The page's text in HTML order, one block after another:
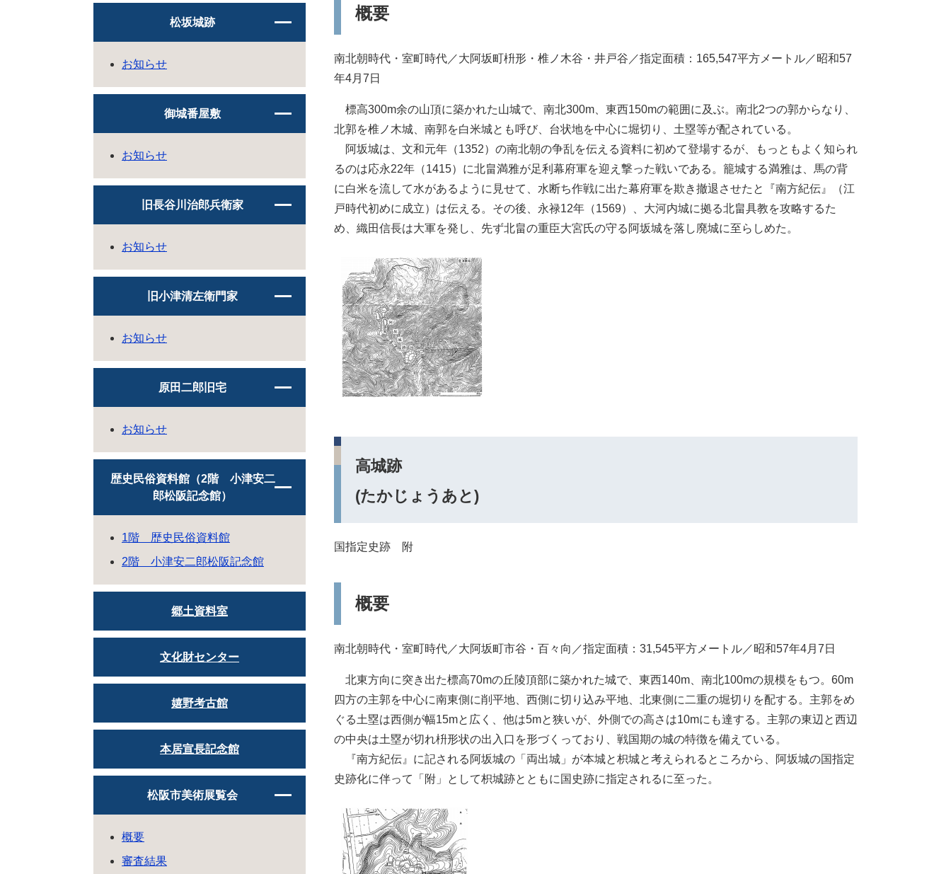
概要
南北朝時代・室町時代／大阿坂町枡形・椎ノ木谷・井戸谷／指定面積：165,547平方メートル／昭和57
年4月7日
標高300m余の山頂に築かれた山城で、南北300m、東西150mの範囲に及ぶ。南北2つの郭からなり、
北郭を椎ノ木城、南郭を白米城とも呼び、台状地を中心に堀切り、土塁等が配されている。
阿坂城は、文和元年（1352）の南北朝の争乱を伝える資料に初めて登場するが、もっともよく知られ
るのは応永22年（1415）に北畠満雅が足利幕府軍を迎え撃った戦いである。籠城する満雅は、馬の背
に白米を流して水があるように見せて、水断ち作戦に出た幕府軍を欺き撤退させたと『南方紀伝』（江
戸時代初めに成立）は伝える。その後、永禄12年（1569）、大河内城に拠る北畠具教を攻略するた
め、織田信長は大軍を発し、先ず北畠の重臣大宮氏の守る阿坂城を落し廃城に至らしめた。
高城跡
(たかじょうあと)
国指定史跡 附
概要
南北朝時代・室町時代／大阿坂町市谷・百々向／指定面積：31,545平方メートル／昭和57年4月7日
北東方向に突き出た標高70mの丘陵頂部に築かれた城で、東西140m、南北100mの規模をもつ。60m
四方の主郭を中心に南東側に削平地、西側に切り込み平地、北東側に二重の堀切りを配する。主郭をめ
ぐる土塁は西側が幅15mと広く、他は5mと狭いが、外側での高さは10mにも達する。主郭の東辺と西辺
の中央は土塁が切れ枡形状の出入口を形づくっており、戦国期の城の特徴を備えている。
『南方紀伝』に記される阿坂城の「両出城」が本城と枳城と考えられるところから、阿坂城の国指定
史跡化に伴って「附」として枳城跡とともに国史跡に指定されるに至った。
松坂城跡
お知らせ
御城番屋敷
お知らせ
旧長谷川治郎兵衛家
お知らせ
旧小津清左衛門家
お知らせ
原田二郎旧宅
お知らせ
歴史民俗資料館（2階 小津安二
郎松阪記念館）
1階 歴史民俗資料館
2階 小津安二郎松阪記念館
郷土資料室
文化財センター
嬉野考古館
本居宣長記念館
松阪市美術展覧会
概要
審査結果